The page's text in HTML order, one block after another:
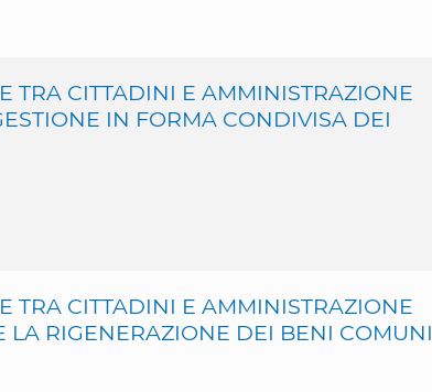
TRA CITTADINI E AMMINISTRAZIONE
IN FORMA CONDIVISA DEI
TRA CITTADINI E AMMINISTRAZIONE
LA RIGENERAZIONE DEI BENI COMUNI